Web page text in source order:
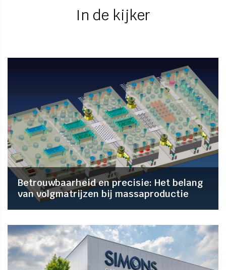
In de kijker
Betrouwbaarheid en precisie: Het belang
van volgmatrijzen bij massaproductie